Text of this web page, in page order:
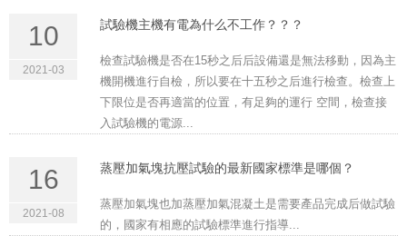
10
2021-03
試驗機主機有電為什么不工作？？？
檢查試驗機是否在15秒之后后設備還是無法移動，因為主
機開機進行自檢，所以要在十五秒之后進行檢查。檢查上
下限位是否再適當的位置，有足夠的運行 空間，檢查接
入試驗機的電源...
16
2021-08
蒸壓加氣塊抗壓試驗的最新國家標準是哪個？
蒸壓加氣塊也加蒸壓加氣混凝土是需要產品完成后做試驗
的，國家有相應的試驗標準進行指導...